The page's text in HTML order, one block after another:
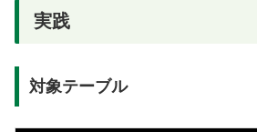
実践
対象テーブル